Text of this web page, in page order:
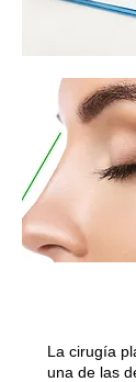
La cirugía
una de las